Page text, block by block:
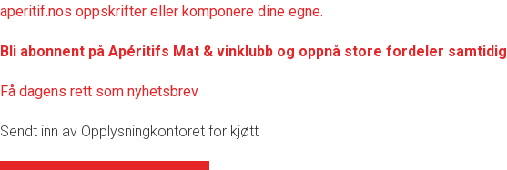
aperitif.nos oppskrifter eller komponere dine egne.
Bli abonnent på Apéritifs Mat & vinklubb og oppnå store fordeler samtidig
Få dagens rett som nyhetsbrev
Sendt inn av Opplysningkontoret for kjøtt